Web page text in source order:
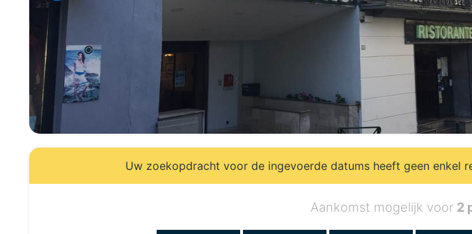
Uw zoekopdracht voor de ingevoerde datums heeft geen enkel
Aankomst mogelijk voor 2